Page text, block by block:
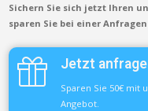
Sichern Sie sich jetzt Ihren
sparen Sie bei einer Anfragen
Jetzt
Sparen Sie 50€ mit
Angebot.